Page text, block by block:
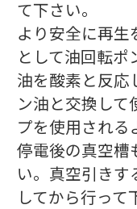
て下さい。
より安全に再生
として油回転
油を酸素と反応
ン油と交換し
プを使用される
停電後の真空槽
い。真空引き
してから行って